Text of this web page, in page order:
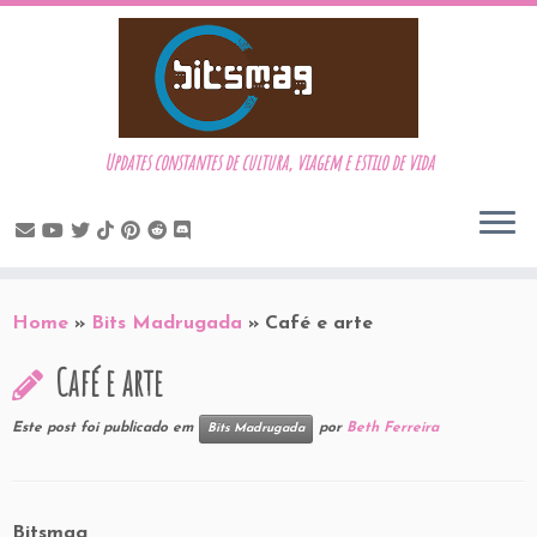
to
Updates constantes de cultura, viagem e estilo de vida
Home » Bits Madrugada » Café e arte
Café e arte
Este post foi publicado em Bits Madrugada por Beth Ferreira